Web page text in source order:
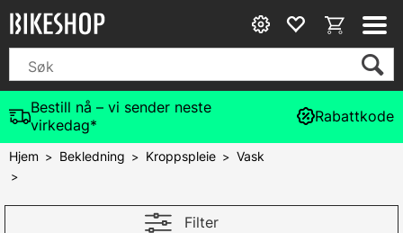
Bestill nå – vi sender neste
virkedag*
Rabattkode
Hjem > Bekledning > Kroppspleie>Vask
>
Filter